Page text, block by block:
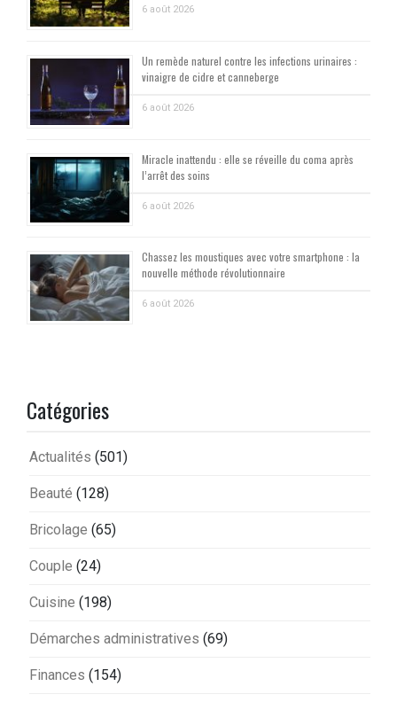
6 août 2026
Un remède naturel contre les infections urinaires :
vinaigre de cidre et canneberge
6 août 2026
Miracle inattendu : elle se réveille du coma après
l’arrêt des soins
6 août 2026
Chassez les moustiques avec votre smartphone : la
nouvelle méthode révolutionnaire
6 août 2026
Catégories
Actualités (501)
Beauté (128)
Bricolage (65)
Couple (24)
Cuisine (198)
Démarches administratives (69)
Finances (154)